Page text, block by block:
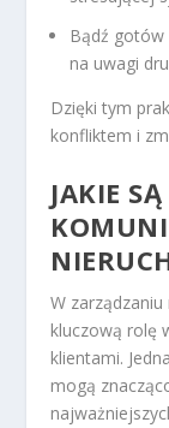
Bądź
na uwagi
Dzięki tym
konfliktem i
JAKIE
W
kluczową rolę
klientami.
mogą